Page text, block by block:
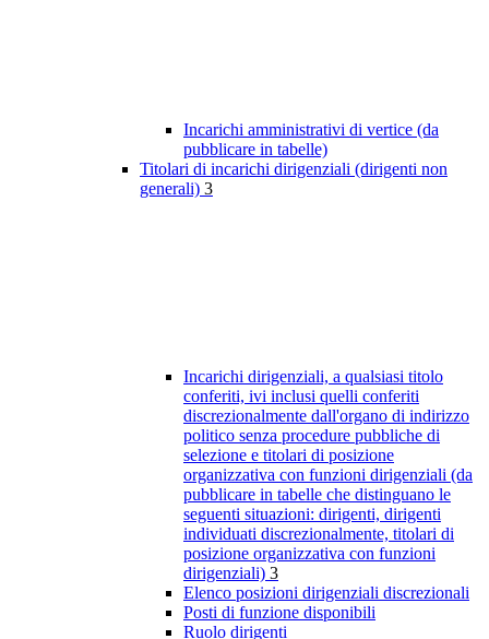
Incarichi amministrativi di vertice (da
pubblicare in tabelle)
Titolari di incarichi dirigenziali (dirigenti non
generali) 3
Incarichi dirigenziali, a qualsiasi titolo
conferiti, ivi inclusi quelli conferiti
discrezionalmente dall'organo di indirizzo
politico senza procedure pubbliche di
selezione e titolari di posizione
organizzativa con funzioni dirigenziali (da
pubblicare in tabelle che distinguano le
seguenti situazioni: dirigenti, dirigenti
individuati discrezionalmente, titolari di
posizione organizzativa con funzioni
dirigenziali) 3
Elenco posizioni dirigenziali discrezionali
Posti di funzione disponibili
Ruolo dirigenti